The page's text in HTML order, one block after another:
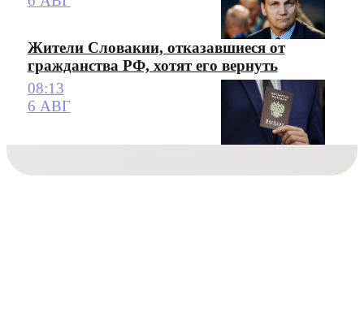
Жители Словакии, отказавшиеся от
гражданства РФ, хотят его вернуть
08:13
6 АВГ